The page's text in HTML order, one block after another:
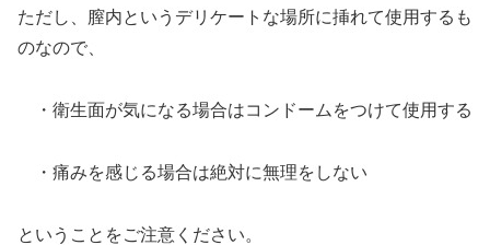
ただし、膣内というデリケートな場所に挿れて使用するも
のなので、
・衛生面が気になる場合はコンドームをつけて使用する
・痛みを感じる場合は絶対に無理をしない
ということをご注意ください。